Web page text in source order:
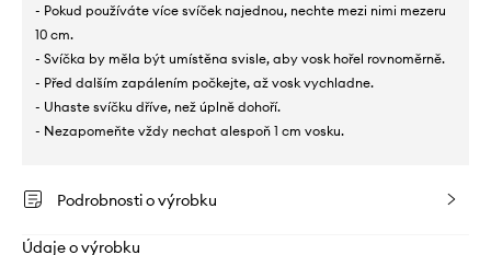
- Pokud používáte více svíček najednou, nechte mezi nimi mezeru
10 cm.
- Svíčka by měla být umístěna svisle, aby vosk hořel rovnoměrně.
- Před dalším zapálením počkejte, až vosk vychladne.
- Uhaste svíčku dříve, než úplně dohoří.
- Nezapomeňte vždy nechat alespoň 1 cm vosku.
Podrobnosti o výrobku
Údaje o výrobku